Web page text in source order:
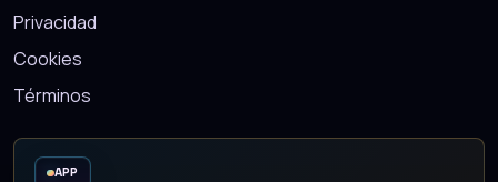
Privacidad
Cookies
Términos
APP